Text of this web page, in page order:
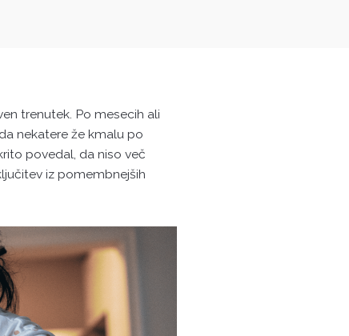
trenutek. Po mesecih ali
nekatere že kmalu po
povedal, da niso več
iz pomembnejših